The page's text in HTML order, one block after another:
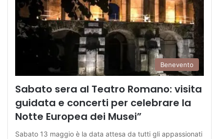
Benevento
Sabato sera al Teatro Romano: visita
guidata e concerti per celebrare la
Notte Europea dei Musei”
Sabato 13 maggio è la data attesa da tutti gli appassionati